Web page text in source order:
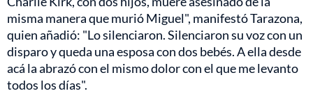
misma manera que murió Miguel", manifestó Tarazona,
quien añadió: "Lo silenciaron. Silenciaron su voz con un
disparo y queda una esposa con dos bebés. A ella desde
acá la abrazó con el mismo dolor con el que me levanto
todos los días".